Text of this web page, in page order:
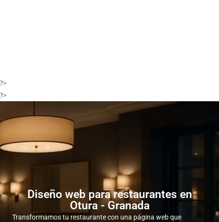
?>
?>
Diseño web para restaurantes en
Otura - Granada
Transformamos tu restaurante con una página web que